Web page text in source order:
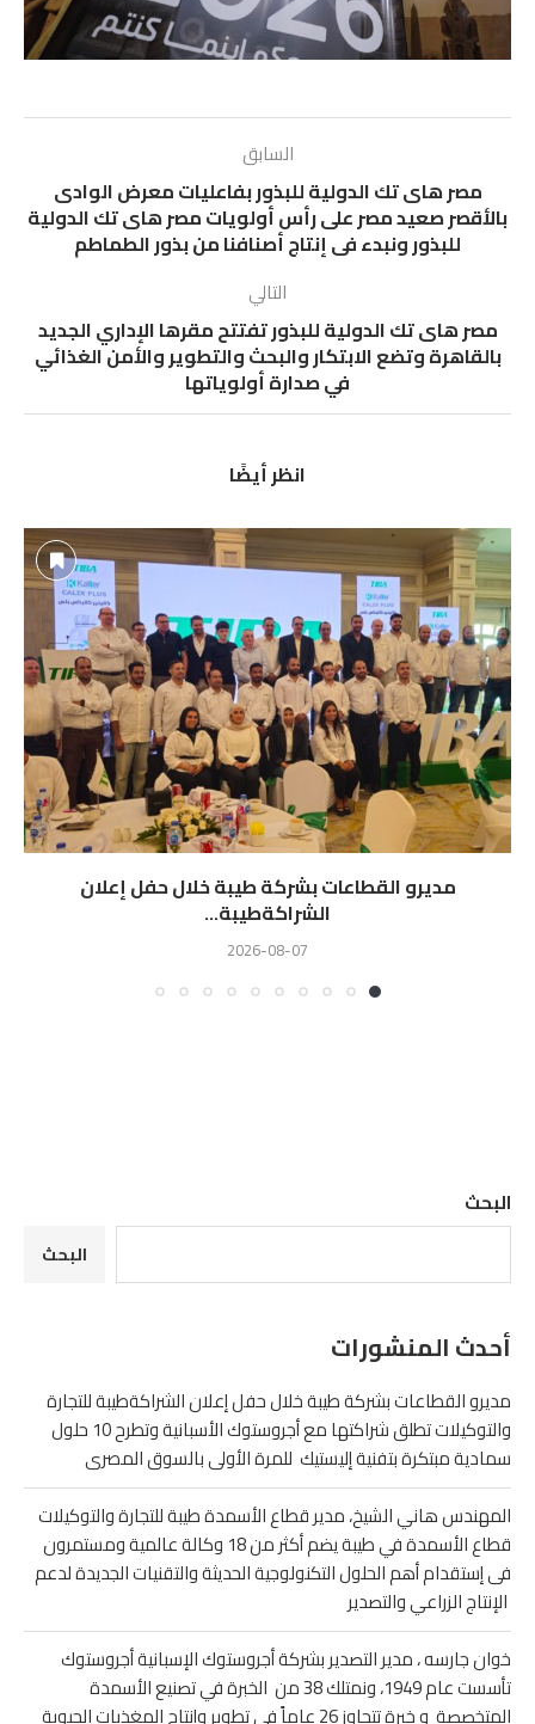
السابق
مصر هاى تك الدولية للبذور بفاعليات معرض الوادى
بالأقصر صعيد مصر على رأس أولويات مصر هاى تك الدولية
للبذور ونبدء فى إنتاج أصنافنا من بذور الطماطم
التالي
مصر هاى تك الدولية للبذور تفتتح مقرها الإداري الجديد
بالقاهرة وتضع الابتكار والبحث والتطوير والأمن الغذائي
في صدارة أولوياتها
انظر أيضًا
مديرو القطاعات بشركة طيبة خلال حفل إعلان
الشراكةطيبة...
2026-08-07
البحث
البحث
أحدث المنشورات
مديرو القطاعات بشركة طيبة خلال حفل إعلان الشراكةطيبة للتجارة
والتوكيلات تطلق شراكتها مع أجروستوك الأسبانية وتطرح 10 حلول
سمادية مبتكرة بتفنية إليستيك للمرة الأولى بالسوق المصرى
المهندس هاني الشيخ، مدير قطاع الأسمدة طيبة للتجارة والتوكيلات
قطاع الأسمدة في طيبة يضم أكثر من 18 وكالة عالمية ومستمرون
فى إستقدام أهم الحلول التكنولوجية الحديثة والتقنيات الجديدة لدعم
الإنتاج الزراعي والتصدير
خوان جارسه ، مدير التصدير بشركة أجروستوك الإسبانية أجروستوك
تأسست عام 1949، ونمتلك 38 من الخبرة في تصنيع الأسمدة
المتخصصة و خبرة تتجاوز 26 عاماً في تطوير وإنتاج المغذيات الحيوية